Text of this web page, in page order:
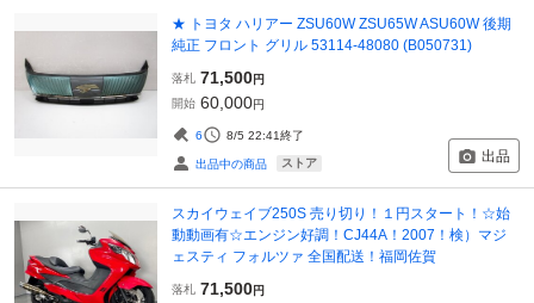
★ トヨタ ハリアー ZSU60W ZSU65W ASU60W 後期
純正 フロント グリル 53114-48080 (B050731)
落札 71,500円
開始 60,000円
6 8/5 22:41終了
出品中の商品 ストア 出品
スカイウェイブ250S 売り切り！１円スタート！☆始
動動画有☆エンジン好調！CJ44A！2007！検）マジ
ェスティ フォルツァ 全国配送！福岡佐賀
落札 71,500円